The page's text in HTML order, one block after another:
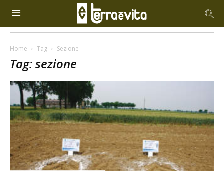
Home Tag Sezione
Tag: sezione